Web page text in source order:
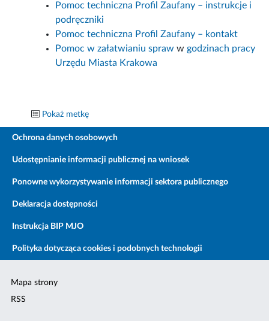
Pomoc techniczna Profil Zaufany – instrukcje i
podręczniki
Pomoc techniczna Profil Zaufany – kontakt
Pomoc w załatwianiu spraw w godzinach pracy
Urzędu Miasta Krakowa
Pokaż metkę
Ochrona danych osobowych
Udostępnianie informacji publicznej na wniosek
Ponowne wykorzystywanie informacji sektora publicznego
Deklaracja dostępności
Instrukcja BIP MJO
Polityka dotycząca cookies i podobnych technologii
Mapa strony
RSS